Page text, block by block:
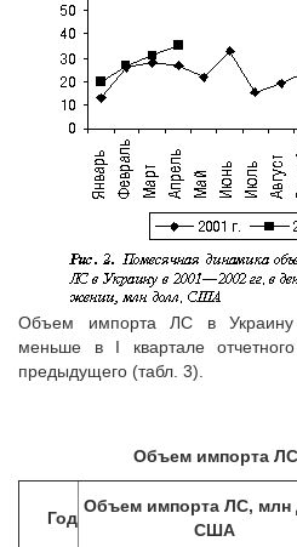
Объем импорта ЛС в Украину
меньше в I квартале
предыдущего (табл. 3).
Объем импорта ЛС
Год
Объем импорта ЛС, млн
США